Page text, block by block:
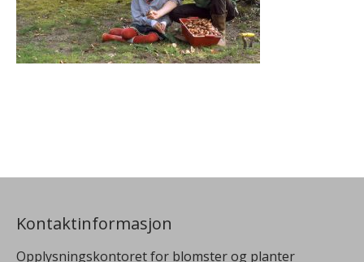
Kontaktinformasjon
Opplysningskontoret for blomster og planter